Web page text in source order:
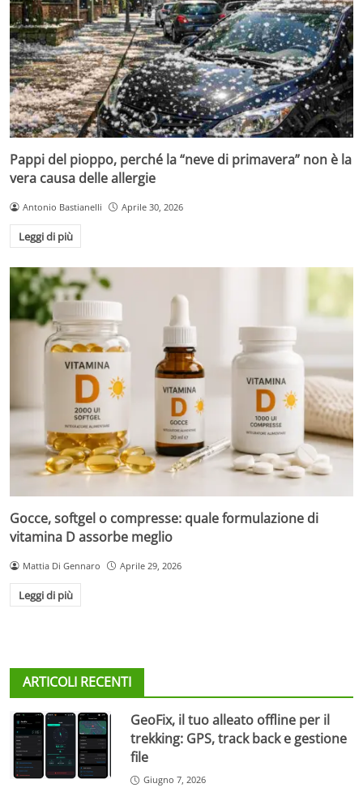
Pappi del pioppo, perché la “neve di primavera” non è la
vera causa delle allergie
Antonio Bastianelli Aprile 30, 2026
Leggi di più
Gocce, softgel o compresse: quale formulazione di
vitamina D assorbe meglio
Mattia Di Gennaro Aprile 29, 2026
Leggi di più
ARTICOLI RECENTI
GeoFix, il tuo alleato offline per il
trekking: GPS, track back e gestione
file
Giugno 7, 2026